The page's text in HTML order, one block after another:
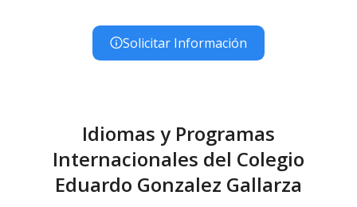
Solicitar Información
Idiomas y Programas
Internacionales del Colegio
Eduardo Gonzalez Gallarza